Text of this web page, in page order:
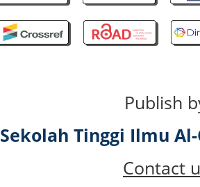
Publish
Sekolah Tinggi Ilmu
Contact